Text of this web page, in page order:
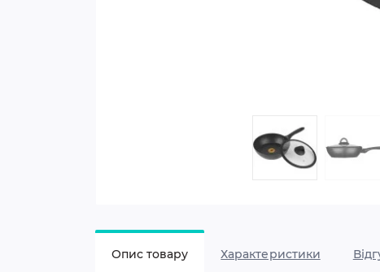
Опис товару Характеристики